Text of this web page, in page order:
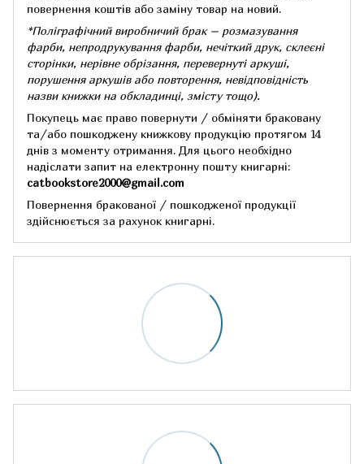
повернення коштів або заміну товар на новий.
*Поліграфічний виробничий брак – розмазування
фарби, непродрукування фарби, нечіткий друк, склеєні
сторінки, нерівне обрізання, перевернуті аркуші,
порушення аркушів або повторення, невідповідність
назви книжки на обкладинці, змісту тощо).
Покупець має право повернути / обміняти браковану
та/або пошкоджену книжкову продукцію протягом 14
днів з моменту отримання. Для цього необхідно
надіслати запит на електронну пошту книгарні:
catbookstore2000@gmail.com
Повернення бракованої / пошкодженої продукції
здійснюється за рахунок книгарні.